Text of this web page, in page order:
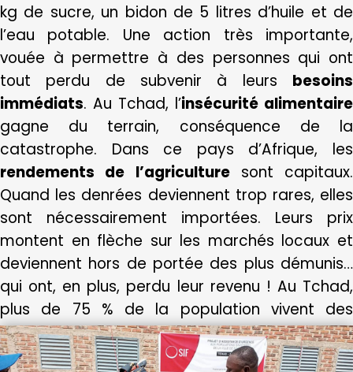
kg de sucre, un bidon de 5 litres d’huile et de
l’eau potable. Une action très importante,
vouée à permettre à des personnes qui ont
tout perdu de subvenir à leurs besoins
immédiats. Au Tchad, l’insécurité alimentaire
gagne du terrain, conséquence de la
catastrophe. Dans ce pays d’Afrique, les
rendements de l’agriculturesont capitaux.
Quand les denrées deviennent trop rares, elles
sont nécessairement importées. Leurs prix
montent en flèche sur les marchés locaux et
deviennent hors de portée des plus démunis…
qui ont, en plus, perdu leur revenu ! Au Tchad,
plus de 75 % de la population vivent des
travaux agricoles…